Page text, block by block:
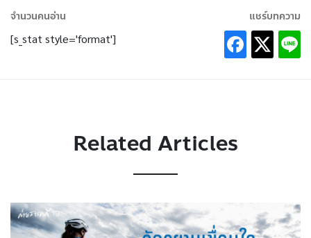
จำนวนคนอ่าน
[s_stat style='format']
แชร์บทความ
Related Articles